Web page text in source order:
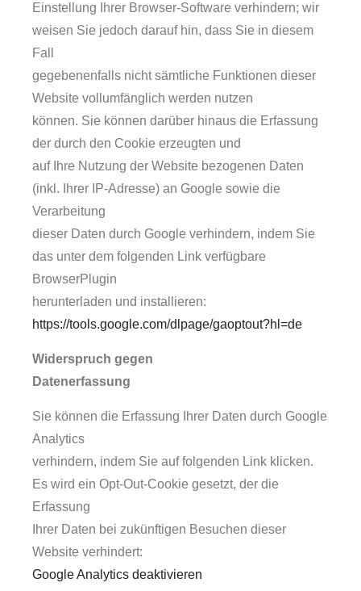
Einstellung Ihrer Browser-Software verhindern; wir
weisen Sie jedoch darauf hin, dass Sie in diesem
Fall
gegebenenfalls nicht sämtliche Funktionen dieser
Website vollumfänglich werden nutzen
können. Sie können darüber hinaus die Erfassung
der durch den Cookie erzeugten und
auf Ihre Nutzung der Website bezogenen Daten
(inkl. Ihrer IP-Adresse) an Google sowie die
Verarbeitung
dieser Daten durch Google verhindern, indem Sie
das unter dem folgenden Link verfügbare
BrowserPlugin
herunterladen und installieren:
https://tools.google.com/dlpage/gaoptout?hl=de
Widerspruch gegen
Datenerfassung
Sie können die Erfassung Ihrer Daten durch Google
Analytics
verhindern, indem Sie auf folgenden Link klicken.
Es wird ein Opt-Out-Cookie gesetzt, der die
Erfassung
Ihrer Daten bei zukünftigen Besuchen dieser
Website verhindert:
Google Analytics deaktivieren